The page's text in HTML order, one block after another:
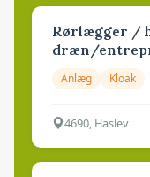
Rørlægger /
dræn/
Anlæg Kloak
4690, Haslev